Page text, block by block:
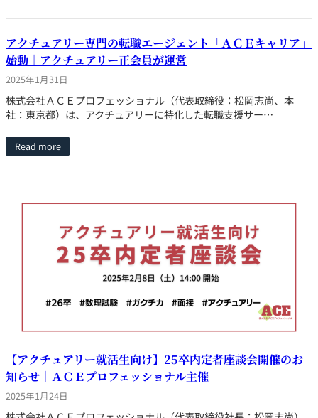
アクチュアリー専門の転職エージェント「ＡＣＥキャリア」
始動｜アクチュアリー正会員が運営
2025年1月31日
株式会社ＡＣＥプロフェッショナル（代表取締役：松岡志尚、本
社：東京都）は、アクチュアリーに特化した転職支援サー…
Read more
【アクチュアリー就活生向け】25卒内定者座談会開催のお
知らせ｜ＡＣＥプロフェッショナル主催
2025年1月24日